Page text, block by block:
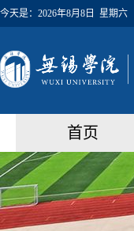
今天是： 2026年8月8日 星期六
首页